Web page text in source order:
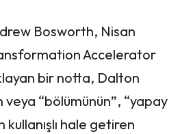
Bosworth, Nisan
Accelerator
bir notta, Dalton
veya “bölümünün”, “yapay
kullanışlı hale getiren